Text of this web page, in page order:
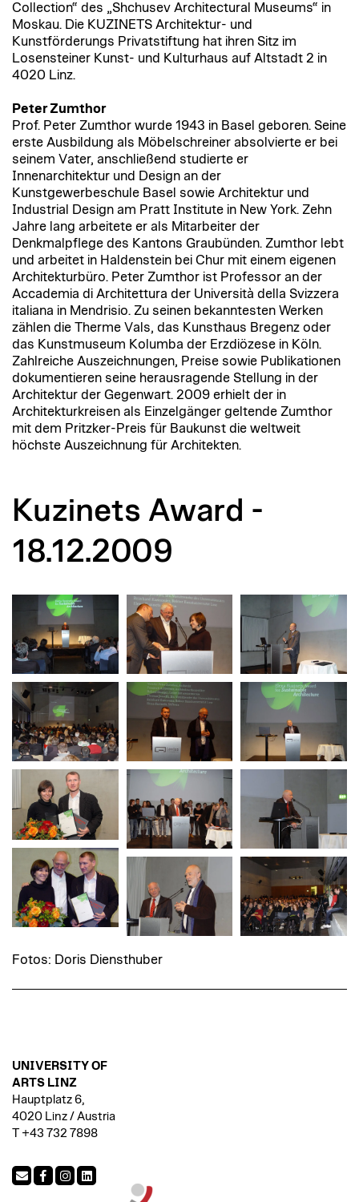
Collection“ des „Shchusev Architectural Museums“ in
Moskau. Die KUZINETS Architektur- und
Kunstförderungs Privatstiftung hat ihren Sitz im
Losensteiner Kunst- und Kulturhaus auf Altstadt 2 in
4020 Linz.
Peter Zumthor
Prof. Peter Zumthor wurde 1943 in Basel geboren. Seine
erste Ausbildung als Möbelschreiner absolvierte er bei
seinem Vater, anschließend studierte er
Innenarchitektur und Design an der
Kunstgewerbeschule Basel sowie Architektur und
Industrial Design am Pratt Institute in New York. Zehn
Jahre lang arbeitete er als Mitarbeiter der
Denkmalpflege des Kantons Graubünden. Zumthor lebt
und arbeitet in Haldenstein bei Chur mit einem eigenen
Architekturbüro. Peter Zumthor ist Professor an der
Accademia di Architettura der Università della Svizzera
italiana in Mendrisio. Zu seinen bekanntesten Werken
zählen die Therme Vals, das Kunsthaus Bregenz oder
das Kunstmuseum Kolumba der Erzdiözese in Köln.
Zahlreiche Auszeichnungen, Preise sowie Publikationen
dokumentieren seine herausragende Stellung in der
Architektur der Gegenwart. 2009 erhielt der in
Architekturkreisen als Einzelgänger geltende Zumthor
mit dem Pritzker-Preis für Baukunst die weltweit
höchste Auszeichnung für Architekten.
Kuzinets Award -
18.12.2009
Fotos: Doris Diensthuber
UNIVERSITY OF
ARTS LINZ
Hauptplatz 6,
4020 Linz / Austria
T +43 732 7898